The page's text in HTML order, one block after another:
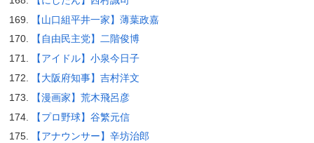
【山口組平井一家】薄葉政嘉
【自由民主党】二階俊博
【アイドル】小泉今日子
【大阪府知事】吉村洋文
【漫画家】荒木飛呂彦
【プロ野球】谷繁元信
【アナウンサー】辛坊治郎